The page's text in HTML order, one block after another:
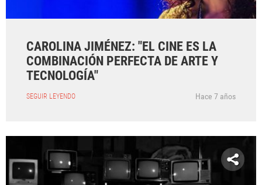
CAROLINA JIMÉNEZ: "EL CINE ES LA
COMBINACIÓN PERFECTA DE ARTE Y
TECNOLOGÍA"
SEGUIR LEYENDO Hace 7 años